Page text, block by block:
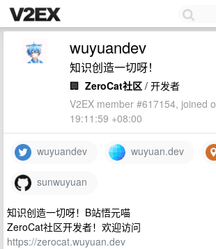
wuyuandev
知识创造一切呀！
🏢 ZeroCat社区 / 开发者
V2EX member #617154, joined
19:11:59 +08:00
wuyuandev wuyuan.dev
sunwuyuan
知识创造一切呀！B站悟元喵
ZeroCat社区开发者！欢迎访问
https://zerocat.wuyuan.dev